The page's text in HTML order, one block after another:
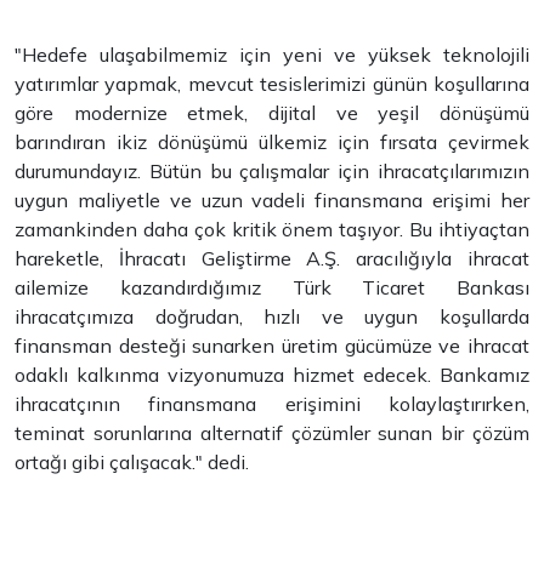
"Hedefe ulaşabilmemiz için yeni ve yüksek teknolojili
yatırımlar yapmak, mevcut tesislerimizi günün koşullarına
göre modernize etmek, dijital ve yeşil dönüşümü
barındıran ikiz dönüşümü ülkemiz için fırsata çevirmek
durumundayız. Bütün bu çalışmalar için ihracatçılarımızın
uygun maliyetle ve uzun vadeli finansmana erişimi her
zamankinden daha çok kritik önem taşıyor. Bu ihtiyaçtan
hareketle, İhracatı Geliştirme A.Ş. aracılığıyla ihracat
ailemize kazandırdığımız Türk Ticaret Bankası
ihracatçımıza doğrudan, hızlı ve uygun koşullarda
finansman desteği sunarken üretim gücümüze ve ihracat
odaklı kalkınma vizyonumuza hizmet edecek. Bankamız
ihracatçının finansmana erişimini kolaylaştırırken,
teminat sorunlarına alternatif çözümler sunan bir çözüm
ortağı gibi çalışacak." dedi.